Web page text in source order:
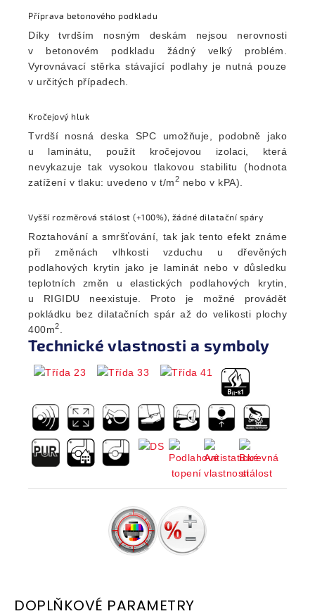
Příprava betonového podkladu
Díky tvrdším nosným deskám nejsou nerovnosti
v betonovém podkladu žádný velký problém.
Vyrovnávací stěrka stávající podlahy je nutná pouze
v určitých případech.
Kročejový hluk
Tvrdší nosná deska SPC umožňuje, podobně jako
u laminátu, použít kročejovou izolaci, která
nevykazuje tak vysokou tlakovou stabilitu (hodnota
zatížení v tlaku: uvedeno v t/m2 nebo v kPA).
Vyšší rozměrová stálost (+100%), žádné dilatační spáry
Roztahování a smršťování, tak jak tento efekt známe
při změnách vlhkosti vzduchu u dřevěných
podlahových krytin jako je laminát nebo v důsledku
teplotních změn u elastických podlahových krytin,
u RIGIDU neexistuje. Proto je možné provádět
pokládku bez dilatačních spár až do velikosti plochy
400m2
Technické vlastnosti a symboly
DOPLŇKOVÉ PARAMETRY